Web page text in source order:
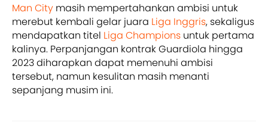
Man City masih mempertahankan ambisi untuk
merebut kembali gelar juara Liga Inggris, sekaligus
mendapatkan titel Liga Champions untuk pertama
kalinya. Perpanjangan kontrak Guardiola hingga
2023 diharapkan dapat memenuhi ambisi
tersebut, namun kesulitan masih menanti
sepanjang musim ini.